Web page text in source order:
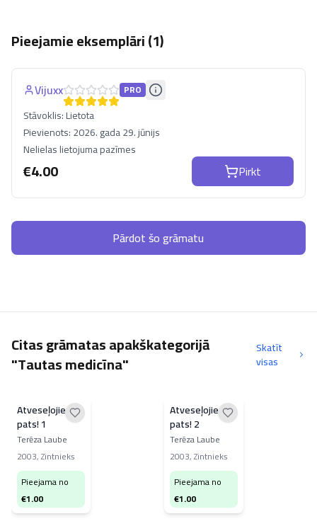
Pieejamie eksemplāri (1)
Vijuxx PRO
Stāvoklis:Lietota
Pievienots:2026. gada 29. jūnijs
Nelielas lietojuma pazīmes
€4.00 Pirkt
Pārdot šo grāmatu
Citas grāmatas apakškategorijā
"Tautas medicīna"
Skatīt
visas
Atveseļojies
pats! 1
Terēza Laube
2003,Zintnieks
Pieejama no
€1.00
Atveseļojies
pats! 2
Terēza Laube
2003,Zintnieks
Pieejama no
€1.00